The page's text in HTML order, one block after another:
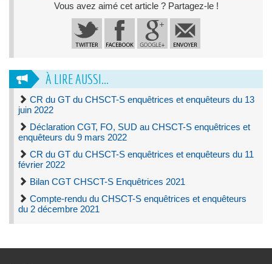
Vous avez aimé cet article ? Partagez-le !
À LIRE AUSSI...
CR du GT du CHSCT-S enquêtrices et enquêteurs du 13
juin 2022
Déclaration CGT, FO, SUD au CHSCT-S enquêtrices et
enquêteurs du 9 mars 2022
CR du GT du CHSCT-S enquêtrices et enquêteurs du 11
février 2022
Bilan CGT CHSCT-S Enquêtrices 2021
Compte-rendu du CHSCT-S enquêtrices et enquêteurs
du 2 décembre 2021